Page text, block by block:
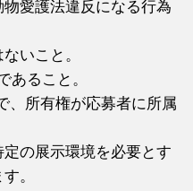
愛護法違反になる行為
いこと。
あること。
、所有権が応募者に所属
の展示環境を必要とす
す。